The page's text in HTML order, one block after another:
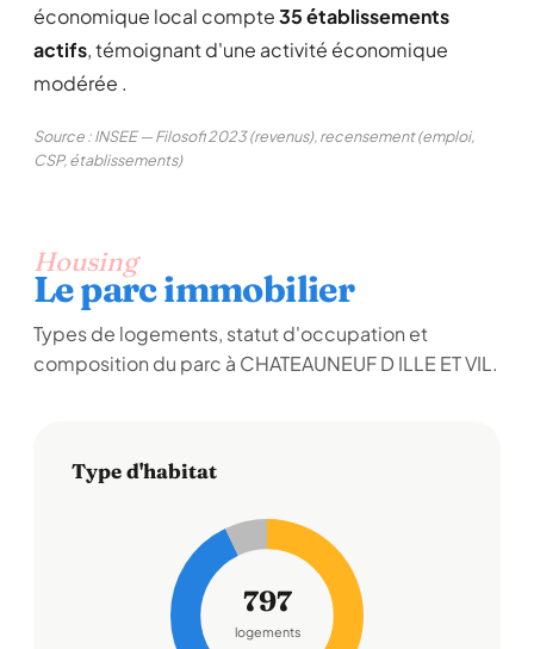
économique local compte35 établissements
actifs, témoignant d'une activité économique
modérée .
Source : INSEE — Filosofi 2023 (revenus), recensement (emploi,
CSP, établissements)
Housing
Le parc immobilier
Types de logements, statut d'occupation et
composition du parc à CHATEAUNEUF D ILLE ET VIL.
Type d'habitat
797
logements